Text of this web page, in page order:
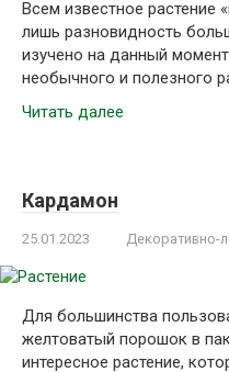
Всем известное растение
лишь разновидность
изучено на данный
необычного и полезного
Читать далее
Кардамон
25.01.2023 Декоративно-
Для большинства
желтоватый порошок в
интересное растение,